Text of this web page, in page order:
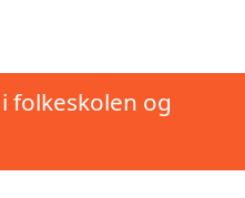
folkeskolen og